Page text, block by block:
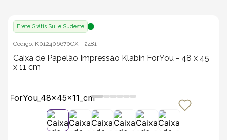
Frete Grátis Sul e Sudeste
Código: K012406670CX - 2481
Caixa de Papelão Impressão Klabin ForYou - 48 x 45
x 11 cm
3 º caixa sedex
5 transporte